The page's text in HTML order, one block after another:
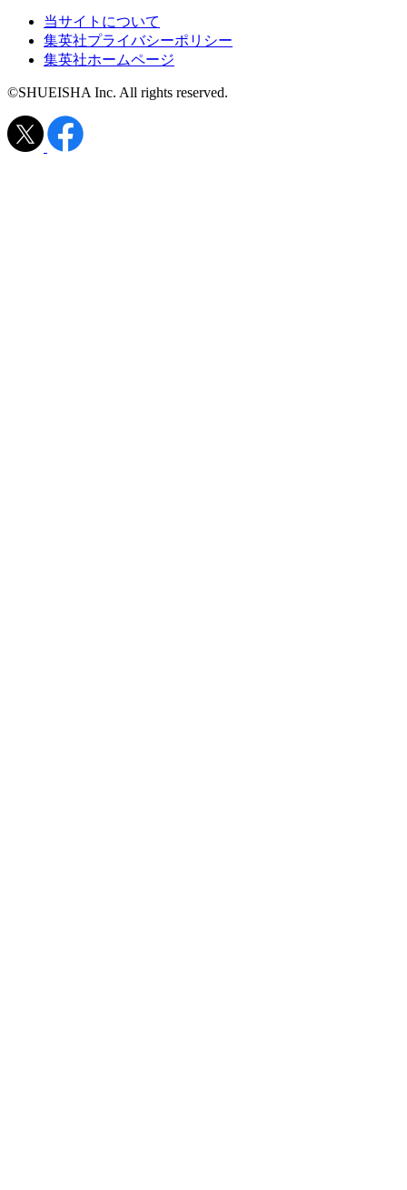
当サイトについて
集英社プライバシーポリシー
集英社ホームページ
©SHUEISHA Inc. All rights reserved.